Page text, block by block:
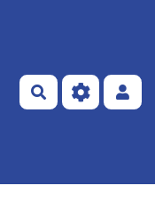
Rechercher